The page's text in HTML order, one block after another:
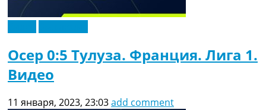
Осер 0:5 Тулуза. Франция. Лига 1.
Видео
11 января, 2023, 23:03add comment